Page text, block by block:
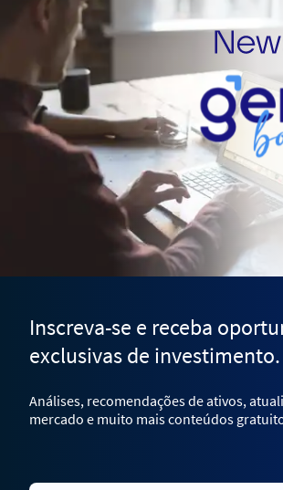
Inscreva-se e receba
exclusivas de investimento.
Análises, recomendações de ativos,
mercado e muito mais conteúdos